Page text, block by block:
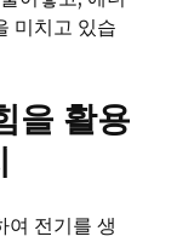
미치고 있습
을 활용
여 전기를 생